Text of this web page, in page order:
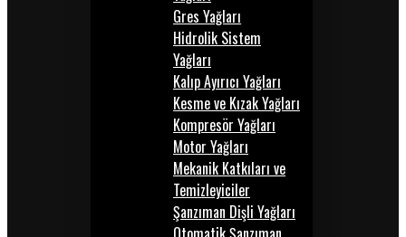
Gres Yağları
Hidrolik Sistem
Yağları
Kalıp Ayırıcı Yağları
Kesme ve Kızak Yağları
Kompresör Yağları
Motor Yağları
Mekanik Katkıları ve
Temizleyiciler
Şanzıman Dişli Yağları